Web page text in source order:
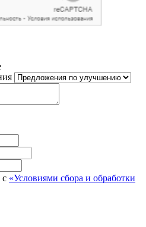
с «Условиями сбора и обработки